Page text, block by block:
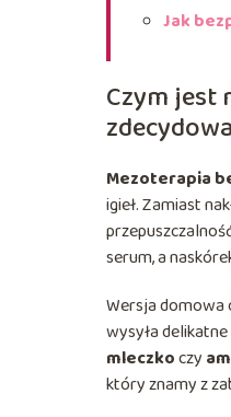
Jak
Czym jest
Mezoterapia
igieł. Zamiast
serum, a
Wersja domowa
wysyła
mleczkoczy
który znamy z